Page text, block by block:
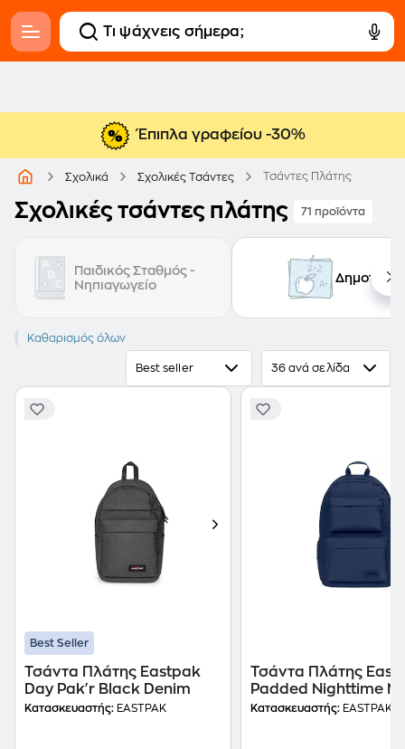
Έπιπλα γραφείου -30%
Σχολικά Σχολικές Τσάντες Τσάντες Πλάτης
Σχολικές τσάντες πλάτης 71 προϊόντα
Παιδικός Σταθμός -
Νηπιαγωγείο
Δημοτικό
EASTPAK
Καθαρισμός όλων
Best seller 36 ανά σελίδα
Best Seller
Τσάντα Πλάτης Eastpak
Day Pak'r Black Denim
Κατασκευαστής: EASTPAK
Τσάντα Πλάτης
Padded Nighttime
Κατασκευαστής: EASTPAK